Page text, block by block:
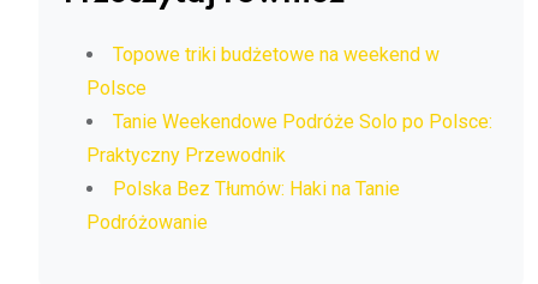
Topowe triki budżetowe na weekend w
Polsce
Tanie Weekendowe Podróże Solo po Polsce:
Praktyczny Przewodnik
Polska Bez Tłumów: Haki na Tanie
Podróżowanie